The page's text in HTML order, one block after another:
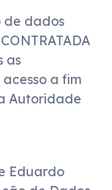
de dados
as
a fim
Autoridade
Eduardo